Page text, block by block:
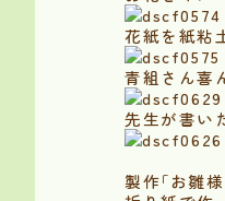
花紙を紙粘
青組さん喜
先生が書い
製作｢お雛様